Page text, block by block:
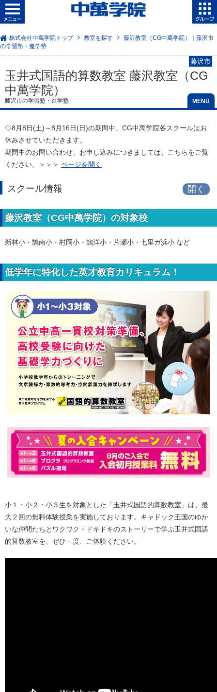
株式会社中萬学院トップ 教室を探す
藤沢教室（CG中萬学院）｜藤沢市
の学習塾・進学塾
玉井式国語的算数教室 藤沢教室（CG
中萬学院）
藤沢市の学習塾・進学塾
藤沢市
◇8月8日(土)～8月16日(日)の期間中、CG中萬学院各スクールはお
休みさせていただきます。
期間中のお問い合わせ、お申し込みにつきましては、こちらをご覧
ください。＞＞＞ ページを開く
スクール情報
藤沢教室（CG中萬学院）の対象校
新林小・鵠南小・村岡小・鵠洋小・片瀬小・七里ガ浜小 など
低学年に特化した英才教育カリキュラム！
小１・小２・小３生を対象とした「玉井式国語的算数教室」は、最
大２回の無料体験授業を実施しております。キャドック王国のゆか
いな仲間たちとワクワク・ドキドキのストーリーで学ぶ玉井式国語
的算数教室を、ぜひ一度、ご体験ください。